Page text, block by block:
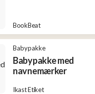
BookBeat
Babypakke
Babypakke med
navnemærker
Ikast Etiket